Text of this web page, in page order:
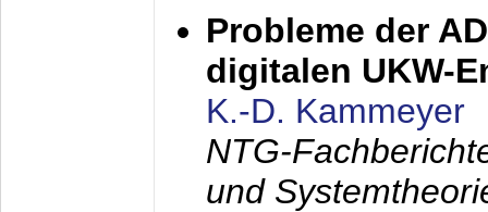
Probleme der
digitalen UKW-
K.-D. Kammeyer
NTG-
und